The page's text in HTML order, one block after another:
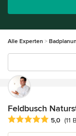
Alle Experten
Feldbusch
Durchschnittliche
5,0 (11